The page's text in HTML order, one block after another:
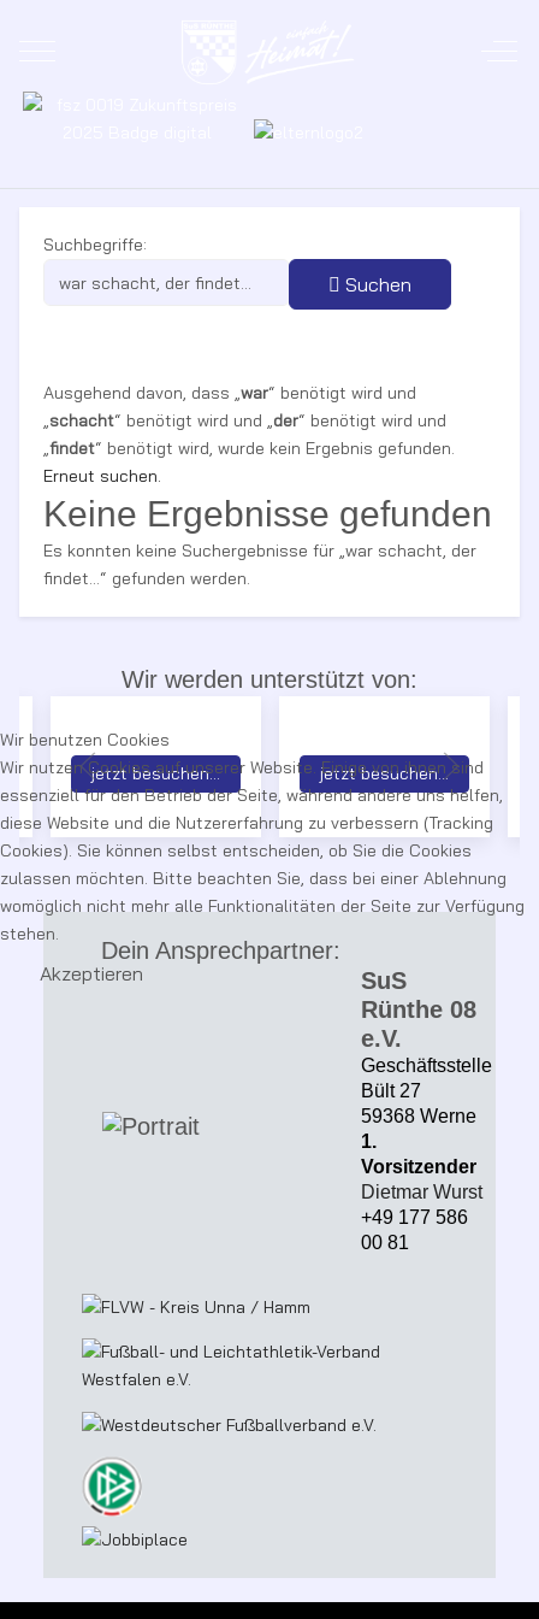
Suchformular
Suchbegriffe:
Suchen
Ausgehend davon, dass „war“ benötigt wird und
„schacht“ benötigt wird und „der“ benötigt wird und
„findet“ benötigt wird, wurde kein Ergebnis gefunden.
Erneut suchen.
Keine Ergebnisse gefunden
Es konnten keine Suchergebnisse für „war schacht, der
findet...“ gefunden werden.
Wir werden unterstützt von:
jetzt besuchen... jetzt besuchen...
Dein Ansprechpartner:
SuS
Rünthe 08
e.V.
Geschäftsstelle
Bült 27
59368 Werne
1.
Vorsitzender
Dietmar Wurst
+49 177 586
00 81
Wir benutzen Cookies
Wir nutzen Cookies auf unserer Website. Einige von ihnen sind
essenziell für den Betrieb der Seite, während andere uns helfen,
diese Website und die Nutzererfahrung zu verbessern (Tracking
Cookies). Sie können selbst entscheiden, ob Sie die Cookies
zulassen möchten. Bitte beachten Sie, dass bei einer Ablehnung
womöglich nicht mehr alle Funktionalitäten der Seite zur Verfügung
stehen.
Akzeptieren